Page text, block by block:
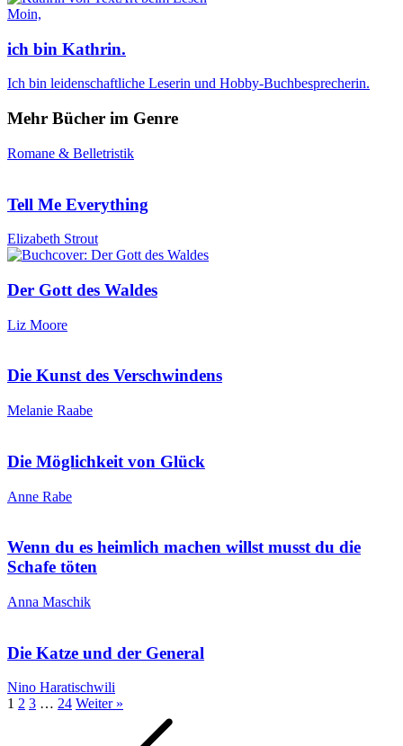
Moin,
ich bin Kathrin.
Ich bin leidenschaftliche Leserin und Hobby-Buchbesprecherin.
Mehr Bücher im Genre
Romane & Belletristik
Tell Me Everything
Elizabeth Strout
Der Gott des Waldes
Liz Moore
Die Kunst des Verschwindens
Melanie Raabe
Die Möglichkeit von Glück
Anne Rabe
Wenn du es heimlich machen willst musst du die
Schafe töten
Anna Maschik
Die Katze und der General
Nino Haratischwili
1 2 3 … 24 Weiter »